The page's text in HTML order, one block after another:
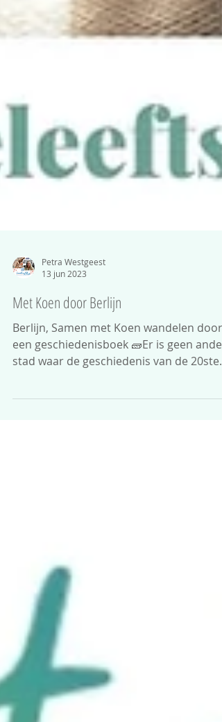
Petra Westgeest
13 jun 2023
Met Koen door Berlijn
Berlijn, Samen met Koen wandelen door
stad waar de geschiedenis van de 20ste